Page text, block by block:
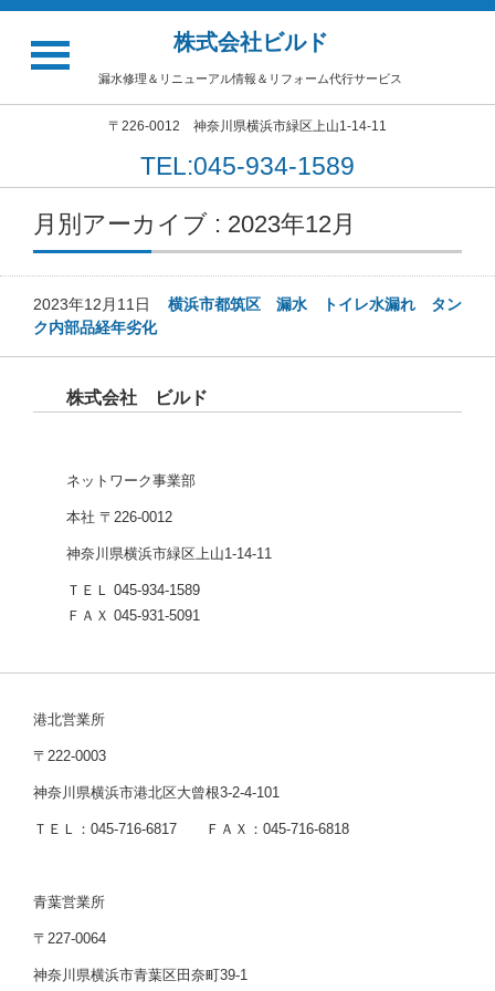
株式会社ビルド
漏水修理＆リニューアル情報＆リフォーム代行サービス
〒226-0012 神奈川県横浜市緑区上山1-14-11
TEL:045-934-1589
月別アーカイブ : 2023年12月
2023年12月11日 横浜市都筑区 漏水 トイレ水漏れ タン
ク内部品経年劣化
株式会社 ビルド
ネットワーク事業部
本社 〒226-0012
神奈川県横浜市緑区上山1-14-11
ＴＥＬ 045-934-1589
ＦＡＸ 045-931-5091
港北営業所
〒222-0003
神奈川県横浜市港北区大曾根3-2-4-101
ＴＥＬ：045-716-6817 ＦＡＸ：045-716-6818
青葉営業所
〒227-0064
神奈川県横浜市青葉区田奈町39-1